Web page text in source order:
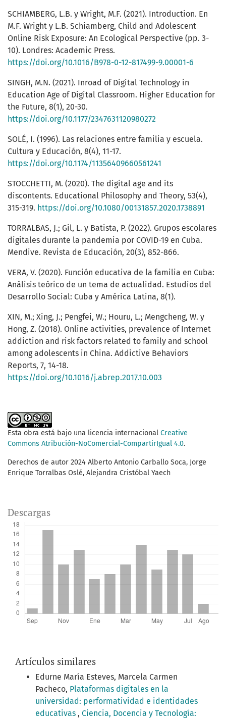
SCHIAMBERG, L.B. y Wright, M.F. (2021). Introduction. En
M.F. Wright y L.B. Schiamberg, Child and Adolescent
Online Risk Exposure: An Ecological Perspective (pp. 3-
10). Londres: Academic Press.
https://doi.org/10.1016/B978-0-12-817499-9.00001-6
SINGH, M.N. (2021). Inroad of Digital Technology in
Education Age of Digital Classroom. Higher Education for
the Future, 8(1), 20-30.
https://doi.org/10.1177/2347631120980272
SOLÉ, I. (1996). Las relaciones entre familia y escuela.
Cultura y Educación, 8(4), 11-17.
https://doi.org/10.1174/11356409660561241
STOCCHETTI, M. (2020). The digital age and its
discontents. Educational Philosophy and Theory, 53(4),
315-319. https://doi.org/10.1080/00131857.2020.1738891
TORRALBAS, J.; Gil, L. y Batista, P. (2022). Grupos escolares
digitales durante la pandemia por COVID-19 en Cuba.
Mendive. Revista de Educación, 20(3), 852-866.
VERA, V. (2020). Función educativa de la familia en Cuba:
Análisis teórico de un tema de actualidad. Estudios del
Desarrollo Social: Cuba y América Latina, 8(1).
XIN, M.; Xing, J.; Pengfei, W.; Houru, L.; Mengcheng, W. y
Hong, Z. (2018). Online activities, prevalence of Internet
addiction and risk factors related to family and school
among adolescents in China. Addictive Behaviors
Reports, 7, 14-18.
https://doi.org/10.1016/j.abrep.2017.10.003
Esta obra está bajo una licencia internacional Creative
Commons Atribución-NoComercial-CompartirIgual 4.0.
Derechos de autor 2024 Alberto Antonio Carballo Soca, Jorge
Enrique Torralbas Oslé, Alejandra Cristóbal Yaech
Descargas
Artículos similares
Edurne María Esteves, Marcela Carmen
Pacheco, Plataformas digitales en la
universidad: performatividad e identidades
educativas , Ciencia, Docencia y Tecnología: